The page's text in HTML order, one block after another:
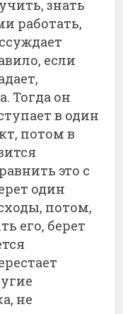
знать
работать,
если
Тогда он
в один
потом в
это с
один
потом,
его, берет
не